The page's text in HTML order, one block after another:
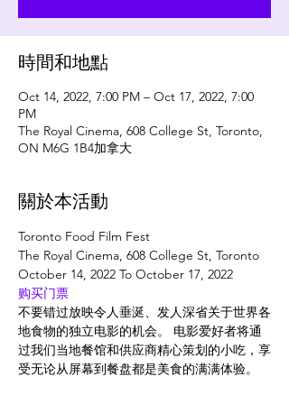
時間和地點
Oct 14, 2022, 7:00 PM – Oct 17, 2022, 7:00
PM
The Royal Cinema, 608 College St, Toronto,
ON M6G 1B4加拿大
關於本活動
Toronto Food Film Fest
The Royal Cinema, 608 College St, Toronto
October 14, 2022 To October 17, 2022
购买门票
不要错过放映令人垂涎、发人深省关于世界各
地食物的独立电影的机会。 电影爱好者将通
过我们当地餐馆和供应商精心策划的小吃，享
受无论从屏幕到餐盘都是美食的满满体验。